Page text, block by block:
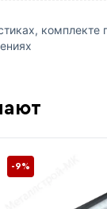
комплекте
-9%